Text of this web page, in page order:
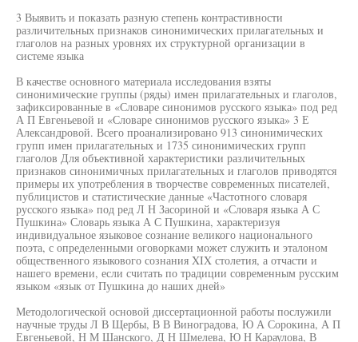
3 Выявить и показать разную степень контрастивности
различительных признаков синонимических прилагательных и
глаголов на разных уровнях их структурной организации в
системе языка
В качестве основного материала исследования взяты
синонимические группы (ряды) имен прилагательных и глаголов,
зафиксированные в «Словаре синонимов русского языка» под ред
А П Евгеньевой и «Словаре синонимов русского языка» 3 Е
Александровой. Всего проанализировано 913 синонимических
групп имен прилагательных и 1735 синонимических групп
глаголов Для объективной характеристики различительных
признаков синонимичных прилагательных и глаголов приводятся
примеры их употребления в творчестве современных писателей,
публицистов и статистические данные «Частотного словаря
русского языка» под ред Л Н Засориной и «Словаря языка А С
Пушкина» Словарь языка А С Пушкина, характеризуя
индивидуальное языковое сознание великого национального
поэта, с определенными оговорками может служить и эталоном
общественного языкового сознания XIX столетия, а отчасти и
нашего времени, если считать по традиции современным русским
языком «язык от Пушкина до наших дней»
Методологической основой диссертационной работы послужили
научные труды Л В Щербы, В В Виноградова, Ю А Сорокина, А П
Евгеньевой, Н М Шанского, Д Н Шмелева, Ю Н Караулова, В